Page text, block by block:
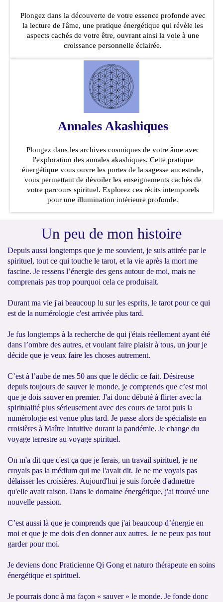
Plongez dans la découverte de votre essence profonde avec
la lecture de l'âme, une pratique énergétique qui révèle les
aspects cachés de votre être, ouvrant ainsi la voie à une
croissance personnelle éclairée.
Annales Akashiques
Plongez dans les archives cosmiques de votre âme avec
l'exploration des annales akashiques. Cette pratique
énergétique vous ouvre les portes de la sagesse ancestrale,
vous permettant de dévoiler les enseignements cachés de
votre parcours spirituel. Explorez ces récits intemporels
pour une illumination intérieure profonde.
Un peu de mon histoire
Depuis aussi longtemps que je me souvient, je suis attirée par le
spirituel, tout ce qui touche le tarot, et la vie après la mort me
fascine. Je ressens l’énergie des gens autour de moi, mais ne
comprenais pas trop pourquoi cela ce produisait.
Durant ma vie j'ai beaucoup lu sur les esprits, le tarot pour ce qui
est de la numérologie c'est arrivée plus tard.
Je fus longtemps à la recherche de qui j'étais réellement ayant été
dans l’ombre des autres, et voulant faire plaisir à tous, un jour je
décide que je veux faire les choses autrement.
C’est à l’aube de mes 50 ans que le déclic ce fait. Désireuse
depuis toujours de sauver le monde, je comprends que c’est moi
que je dois sauver en premier. J'ai donc débuté à flirter avec la
spiritualité plus sérieusement avec des cours de tarot puis la
numérologie est venue plus tard. Je passe alors de spécialiste en
croisières à Maître Intuitive durant la pandémie. Je change du
voyage terrestre au voyage spirituel.
On m'a dit que c'est ça que je ferais, un travail spirituel, je ne
croyais pas la médium qui me l'avait dit. Je ne me voyais pas
délaisser les croisières. Aujourd'hui je suis forcée d'admettre
qu'elle avait raison. Dans le domaine énergétique, j'ai trouvé une
nouvelle passion.
C’est aussi là que je comprends que j'ai beaucoup d’énergie en
moi et que je me dois d'en donner aux autres. Je ne peux pas tout
garder pour moi.
Je deviens donc Praticienne Qi Gong et naturo thérapeute en soins
énergétique et spirituel.
Je pourrais donc à ma façon « sauver » le monde. Je fonde donc